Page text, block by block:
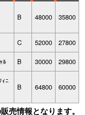
B 48000 35800
C 52000 27800
ﾙ B 30000 29800
ﾆ
B 64800 60000
売情報となります。